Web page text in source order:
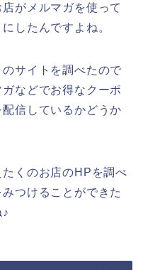
がメルマガを使って
したんですよね。
サイトを調べたので
などでお得なクーポ
信しているかどうか
くのお店のHPを調べ
つけることができた